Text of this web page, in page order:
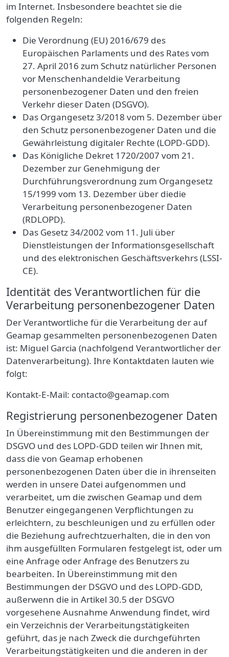
im Internet. Insbesondere beachtet sie die
folgenden Regeln:
Die Verordnung (EU) 2016/679 des
Europäischen Parlaments und des Rates vom
27. April 2016 zum Schutz natürlicher Personen
vor Menschenhandeldie Verarbeitung
personenbezogener Daten und den freien
Verkehr dieser Daten (DSGVO).
Das Organgesetz 3/2018 vom 5. Dezember über
den Schutz personenbezogener Daten und die
Gewährleistung digitaler Rechte (LOPD-GDD).
Das Königliche Dekret 1720/2007 vom 21.
Dezember zur Genehmigung der
Durchführungsverordnung zum Organgesetz
15/1999 vom 13. Dezember über diedie
Verarbeitung personenbezogener Daten
(RDLOPD).
Das Gesetz 34/2002 vom 11. Juli über
Dienstleistungen der Informationsgesellschaft
und des elektronischen Geschäftsverkehrs (LSSI-
CE).
Identität des Verantwortlichen für die
Verarbeitung personenbezogener Daten
Der Verantwortliche für die Verarbeitung der auf
Geamap gesammelten personenbezogenen Daten
ist: Miguel Garcia (nachfolgend Verantwortlicher der
Datenverarbeitung). Ihre Kontaktdaten lauten wie
folgt:
Kontakt-E-Mail: contacto@geamap.com
Registrierung personenbezogener Daten
In Übereinstimmung mit den Bestimmungen der
DSGVO und des LOPD-GDD teilen wir Ihnen mit,
dass die von Geamap erhobenen
personenbezogenen Daten über die in ihrenseiten
werden in unsere Datei aufgenommen und
verarbeitet, um die zwischen Geamap und dem
Benutzer eingegangenen Verpflichtungen zu
erleichtern, zu beschleunigen und zu erfüllen oder
die Beziehung aufrechtzuerhalten, die in den von
ihm ausgefüllten Formularen festgelegt ist, oder um
eine Anfrage oder Anfrage des Benutzers zu
bearbeiten. In Übereinstimmung mit den
Bestimmungen der DSGVO und des LOPD-GDD,
außerwenn die in Artikel 30.5 der DSGVO
vorgesehene Ausnahme Anwendung findet, wird
ein Verzeichnis der Verarbeitungstätigkeiten
geführt, das je nach Zweck die durchgeführten
Verarbeitungstätigkeiten und die anderen in der